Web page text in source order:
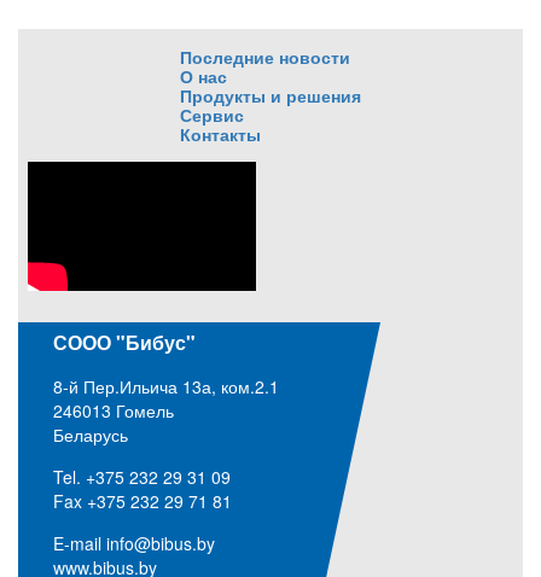
СООО "Бибус"
8-й Пер.Ильича 13а, ком.2.1
246013 Гомель
Беларусь
Tel. +375 232 29 31 09
Fax +375 232 29 71 81
E-mail info@bibus.by
www.bibus.by
Последние новости
О нас
Продукты и решения
Сервис
Контакты